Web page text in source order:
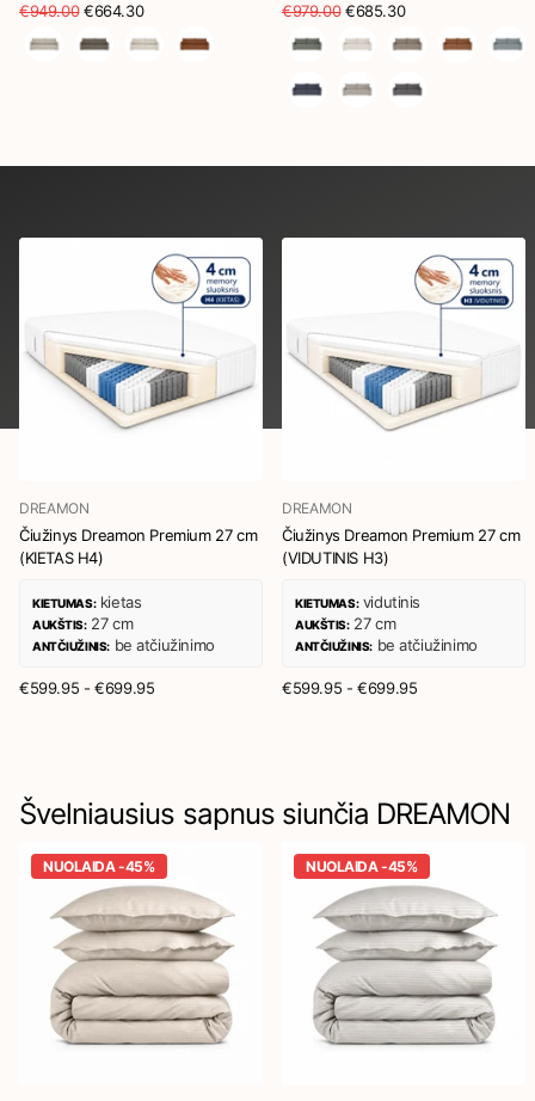
€949.00€664.30 €979.00€685.30
DREAMON
Čiužinys Dreamon Premium 27 cm
(KIETAS H4)
KIETUMAS: kietas
AUKŠTIS: 27 cm
ANTČIUŽINIS: be atčiužinimo
€599.95 - €699.95
DREAMON
Čiužinys Dreamon Premium 27 cm
(VIDUTINIS H3)
KIETUMAS: vidutinis
AUKŠTIS: 27 cm
ANTČIUŽINIS: be atčiužinimo
€599.95 - €699.95
Švelniausius sapnus siunčia DREAMON
NUOLAIDA -45% NUOLAIDA -45%